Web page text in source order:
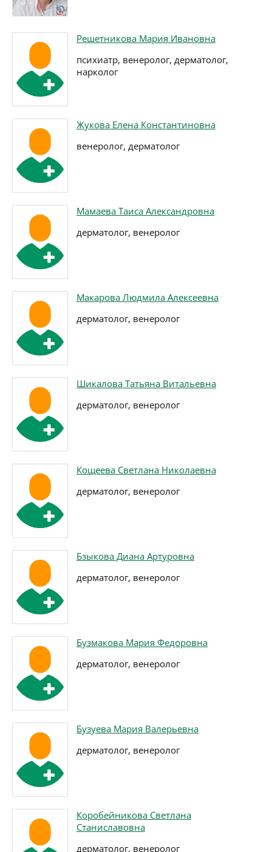
Решетникова Мария Ивановна
психиатр, венеролог, дерматолог,
нарколог
Жукова Елена Константиновна
венеролог, дерматолог
Мамаева Таиса Александровна
дерматолог, венеролог
Макарова Людмила Алексеевна
дерматолог, венеролог
Шикалова Татьяна Витальевна
дерматолог, венеролог
Кощеева Светлана Николаевна
дерматолог, венеролог
Бзыкова Диана Артуровна
дерматолог, венеролог
Бузмакова Мария Федоровна
дерматолог, венеролог
Бузуева Мария Валерьевна
дерматолог, венеролог
Коробейникова Светлана
Станиславовна
дерматолог, венеролог